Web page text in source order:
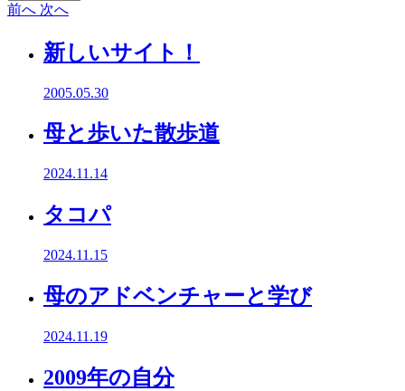
前へ 次へ
新しいサイト！
2005.05.30
母と歩いた散歩道
2024.11.14
タコパ
2024.11.15
母のアドベンチャーと学び
2024.11.19
2009年の自分